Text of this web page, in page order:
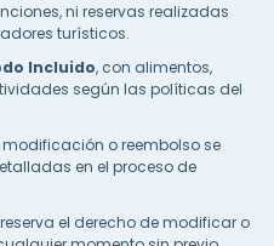
ni reservas realizadas
turísticos.
Incluido, con alimentos,
según las políticas del
o reembolso se
en el proceso de
el derecho de modificar o